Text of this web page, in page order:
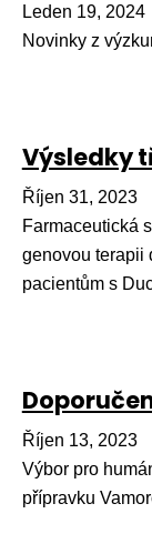
Leden 19, 2024
Novinky z
Výsledky
Říjen 31, 2023
Farmaceutická
genovou terapii
pacientům s
Říjen 13, 2023
Výbor pro
přípravku